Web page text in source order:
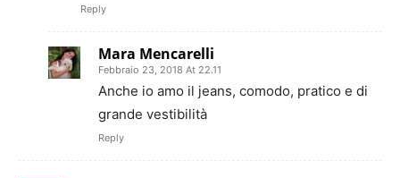
Reply
Mara Mencarelli
Febbraio 23, 2018 At 22.11
Anche io amo il jeans, comodo, pratico e di
grande vestibilità
Reply